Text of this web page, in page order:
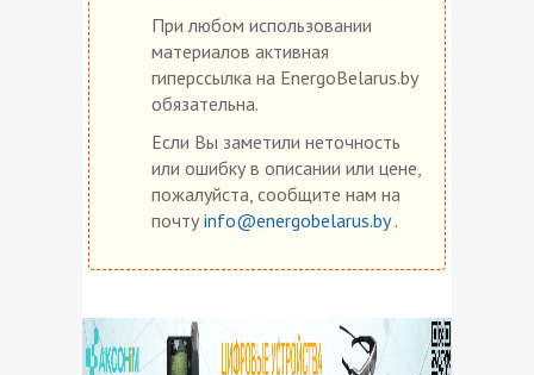
При любом использовании
материалов активная
гиперссылка на EnergoBelarus.by
обязательна.
Если Вы заметили неточность
или ошибку в описании или цене,
пожалуйста, сообщите нам на
почту info@energobelarus.by.